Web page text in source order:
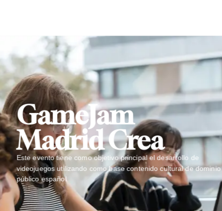
GameJam
Madrid Crea
Este evento tiene como objetivo principal el desarrollo de
videojuegos utilizando como base contenido cultural de dominio
público español